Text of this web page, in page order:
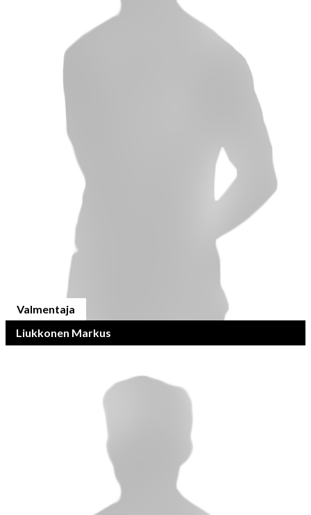
Valmentaja
Liukkonen Markus